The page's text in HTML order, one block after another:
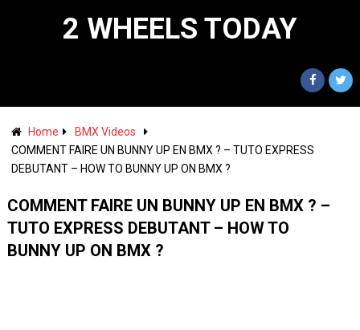
2 WHEELS TODAY
Home
BMX Videos
COMMENT FAIRE UN BUNNY UP EN BMX ? – TUTO EXPRESS
DEBUTANT – HOW TO BUNNY UP ON BMX ?
COMMENT FAIRE UN BUNNY UP EN BMX ? –
TUTO EXPRESS DEBUTANT – HOW TO
BUNNY UP ON BMX ?